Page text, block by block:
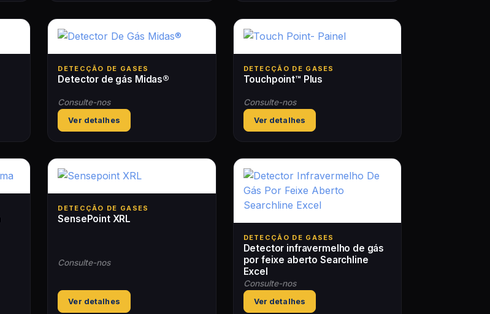
DETECÇÃO DE GASES
Detector de gás Midas®
Consulte-nos
Ver detalhes
DETECÇÃO DE GASES
Touchpoint™ Plus
Consulte-nos
Ver detalhes
DETECÇÃO DE GASES
SensePoint XRL
Consulte-nos
Ver detalhes
DETECÇÃO DE GASES
Detector infravermelho de gás
por feixe aberto Searchline
Excel
Consulte-nos
Ver detalhes